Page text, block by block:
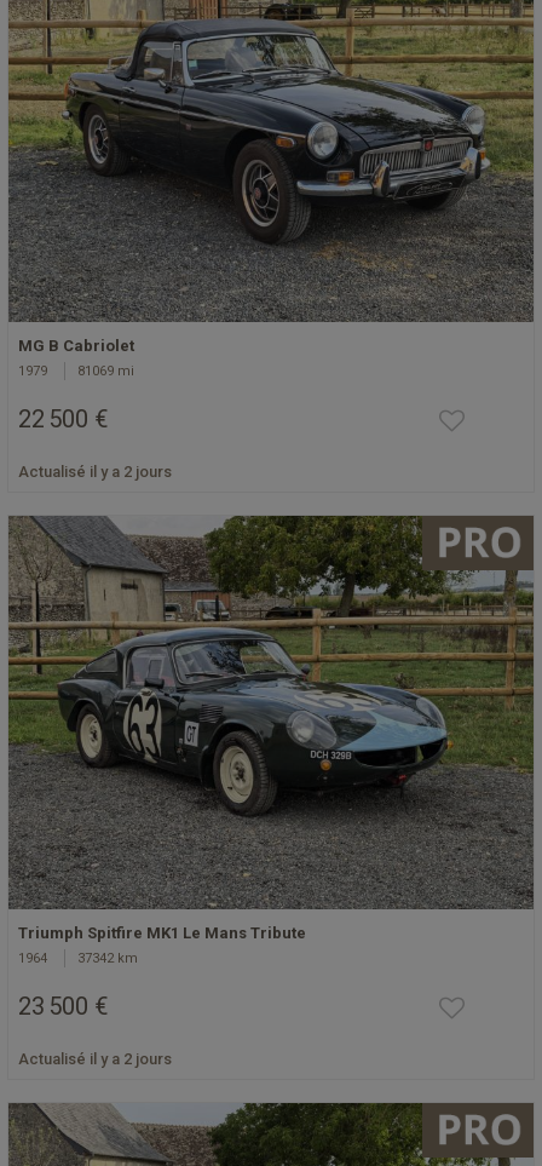
MG B Cabriolet
1979 81069 mi
22 500 €
Actualisé il y a 2 jours
Triumph Spitfire MK1 Le Mans Tribute
1964 37342 km
23 500 €
Actualisé il y a 2 jours